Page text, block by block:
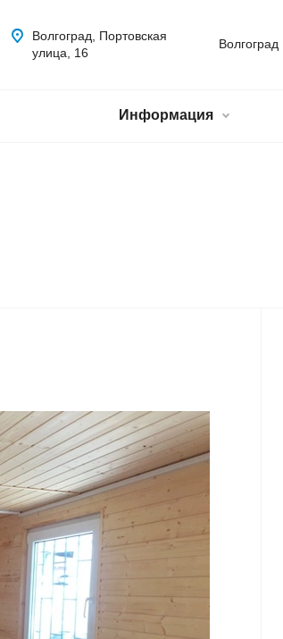
Волгоград
Волгоград, Портовская
улица, 16
Информация